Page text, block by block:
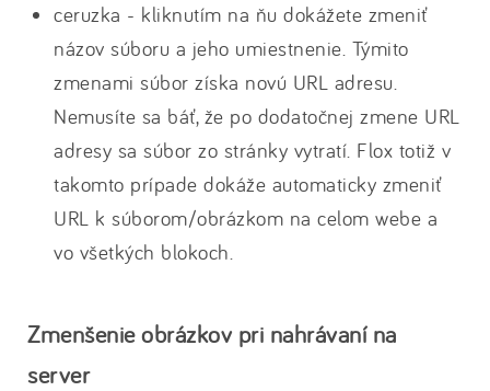
ceruzka - kliknutím na ňu dokážete zmeniť
názov súboru a jeho umiestnenie. Týmito
zmenami súbor získa novú URL adresu.
Nemusíte sa báť, že po dodatočnej zmene URL
adresy sa súbor zo stránky vytratí. Flox totiž v
takomto prípade dokáže automaticky zmeniť
URL k súborom/obrázkom na celom webe a
vo všetkých blokoch.
Zmenšenie obrázkov pri nahrávaní na
server